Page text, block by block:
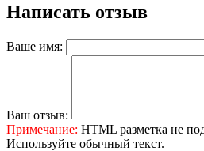
Написать отзыв
Ваше имя:
Ваш отзыв:
Примечание: HTML разметка не
Используйте обычный текст.